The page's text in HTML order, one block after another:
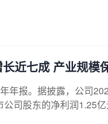
近七成 产业规模
年报。据披露，公司
司股东的净利润1.25